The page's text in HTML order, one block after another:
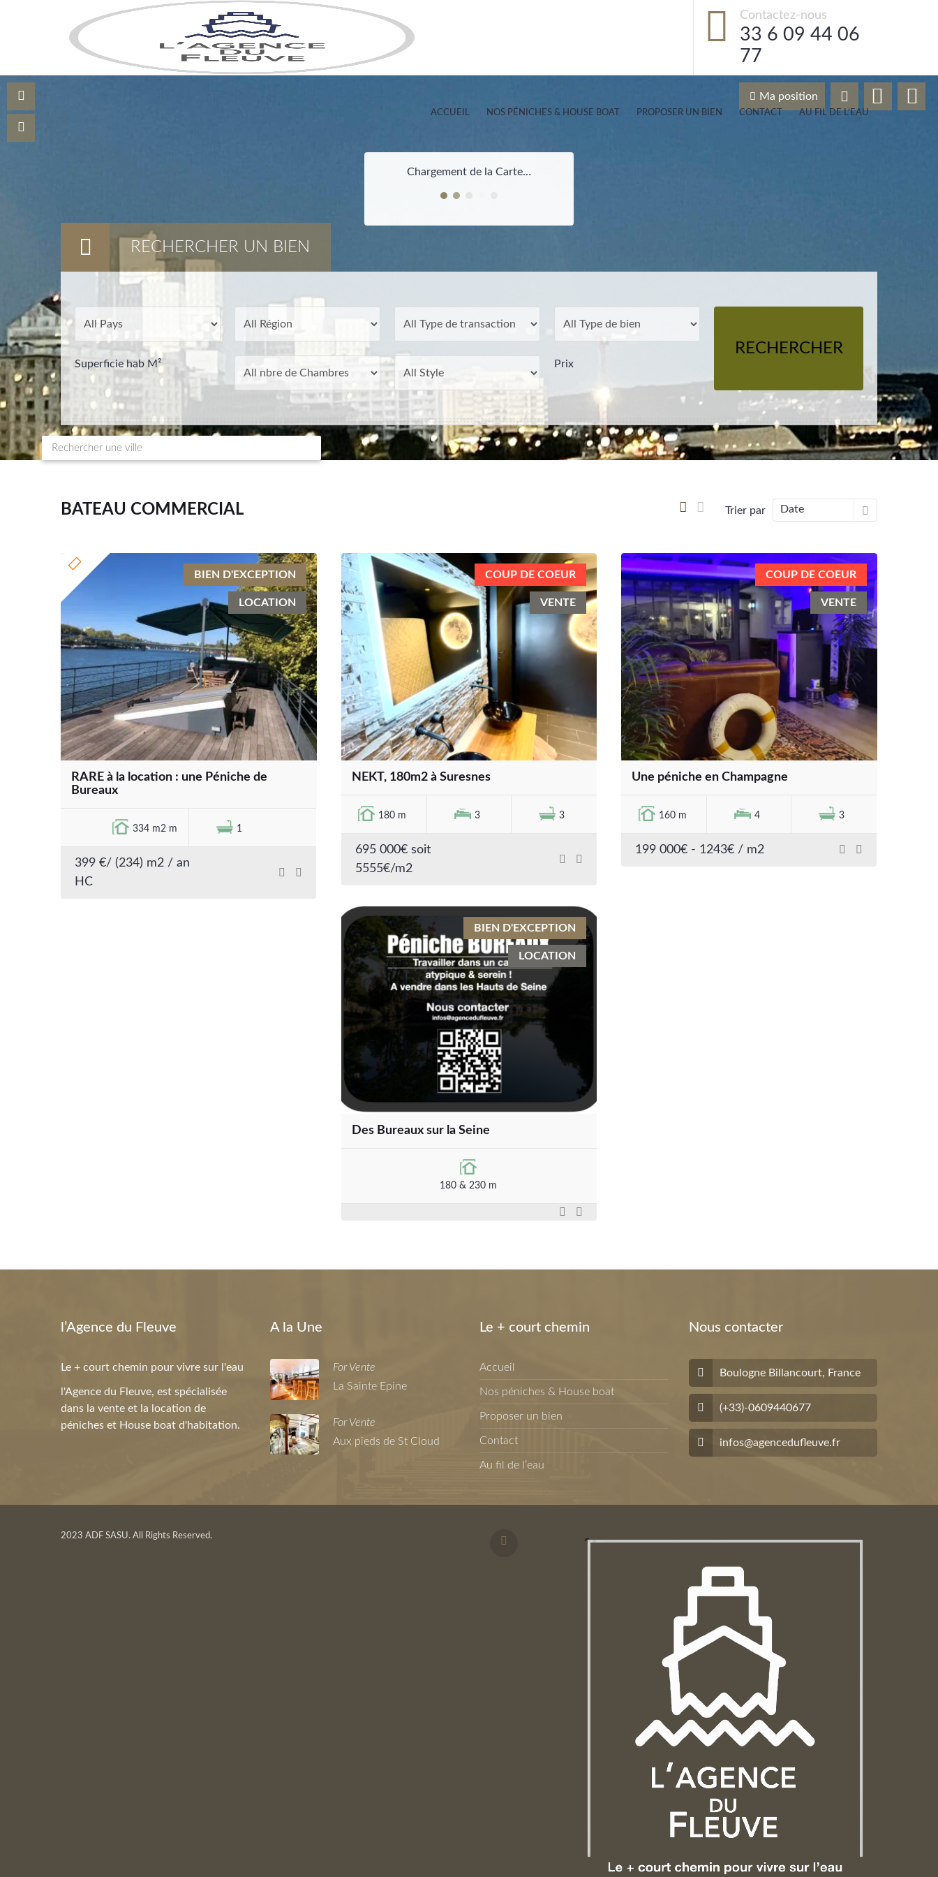
Contactez-nous
33 6 09 44 06
77
ACCUEIL NOS PÉNICHES & HOUSE BOAT PROPOSER UN BIEN CONTACT AU FIL DE L’EAU
Ma position
Chargement de la Carte…
RECHERCHER UN BIEN
Superficie hab M² Prix
RECHERCHER
BATEAU COMMERCIAL Trier par Date
BIEN D'EXCEPTION
LOCATION
RARE à la location : une Péniche de
Bureaux
334 m2 m 1
399 €/ (234) m2 / an
HC
COUP DE COEUR
VENTE
NEKT, 180m2 à Suresnes
180 m 3 3
695 000€ soit
5555€/m2
COUP DE COEUR
VENTE
Une péniche en Champagne
160 m 4 3
199 000€ - 1243€ / m2
BIEN D'EXCEPTION
LOCATION
Des Bureaux sur la Seine
180 & 230 m
l’Agence du Fleuve
Le + court chemin pour vivre sur l'eau
l'Agence du Fleuve, est spécialisée
dans la vente et la location de
péniches et House boat d'habitation.
A la Une
For Vente
La Sainte Epine
For Vente
Aux pieds de St Cloud
Le + court chemin
Accueil
Nos péniches & House boat
Proposer un bien
Contact
Au fil de l’eau
Nous contacter
Boulogne Billancourt, France
(+33)-0609440677
infos@agencedufleuve.fr
2023 ADF SASU. All Rights Reserved.